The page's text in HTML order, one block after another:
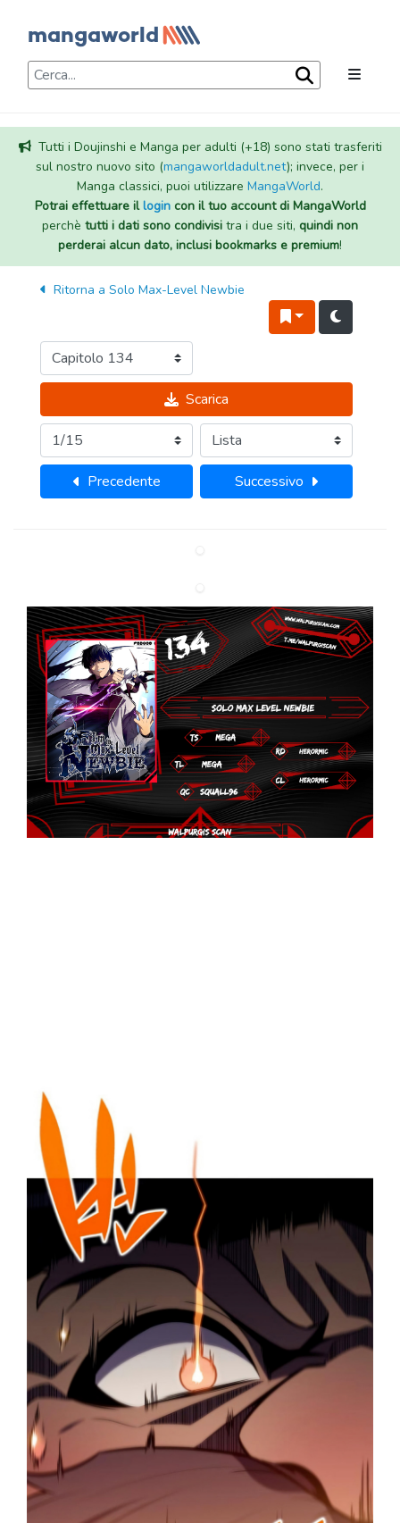
Tutti i Doujinshi e Manga per adulti (+18) sono stati trasferiti
sul nostro nuovo sito (mangaworldadult.net); invece, per i
Manga classici, puoi utilizzare MangaWorld.
Potrai effettuare illogincon il tuo account di MangaWorld
perchè tutti i dati sono condivisi tra i due siti, quindi non
perderai alcun dato, inclusi bookmarks e premium!
Ritorna a Solo Max-Level Newbie
Scarica
Precedente Successivo